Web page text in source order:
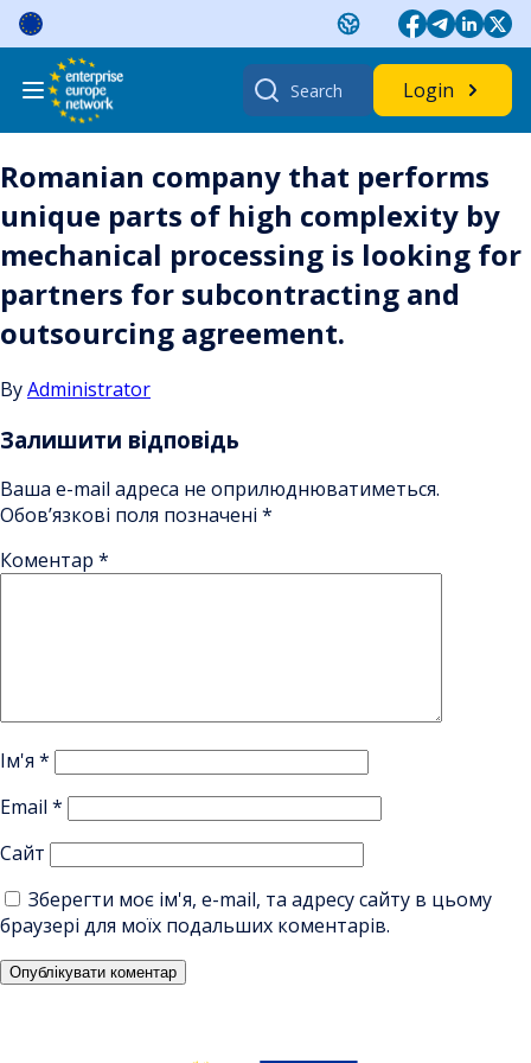
Skip
content
Search
for:
Login
Romanian company that performs
unique parts of high complexity by
mechanical processing is looking for
partners for subcontracting and
outsourcing agreement.
ByAdministrator
Залишити відповідь
Ваша e-mail адреса не оприлюднюватиметься.
Обов’язкові поля позначені *
Коментар *
Ім'я *
Email *
Сайт
Зберегти моє ім'я, e-mail, та адресу сайту в цьому
браузері для моїх подальших коментарів.